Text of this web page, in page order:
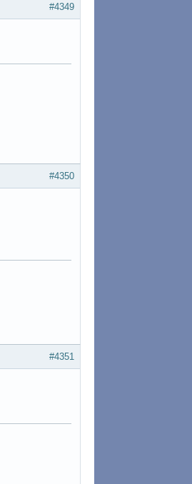
#4349
#4350
#4351